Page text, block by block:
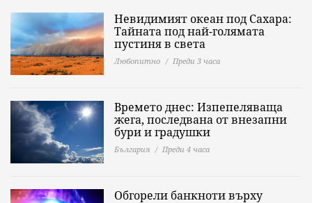
Невидимият океан под Сахара:
Тайната под най-голямата
пустиня в света
Любопитно Преди 3 часа
Времето днес: Изпепеляваща
жега, последвана от внезапни
бури и градушки
България Преди 4 часа
Обгорели банкноти върху